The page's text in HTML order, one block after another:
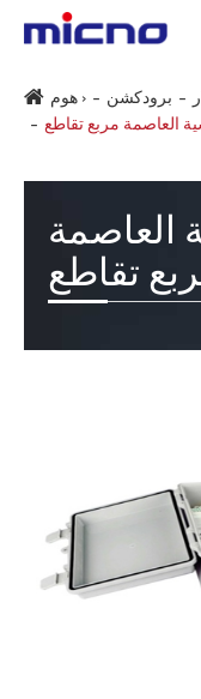
هوم › برودكشن
العاصمة مربع تقاطع
العاصمة
تقاطع